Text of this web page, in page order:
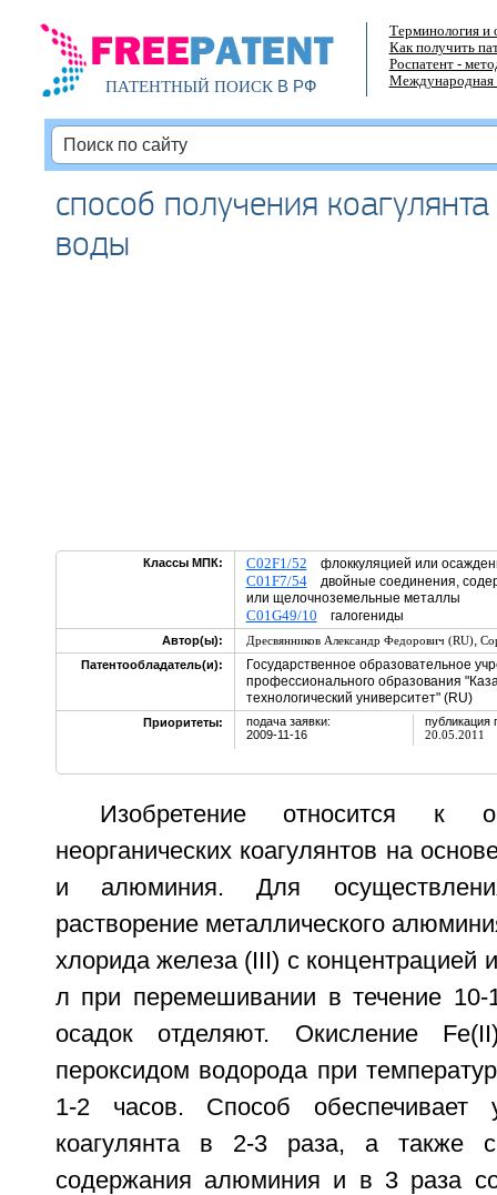
ПАТЕНТНЫЙ ПОИСКВ РФ
Терминология и
Как получить
Роспатент -
Международная
способ получения
воды
Классы МПК: C02F1/52 флоккуляцией или
C01F7/54двойные соединения,
или щелочноземельные металлы
C01G49/10 галогениды
Автор(ы): Дресвянников Александр Федорович (RU),
Патентообладатель(и):
Государственное образовательное
профессионального образования
технологический университет" (RU)
Приоритеты:
подача заявки:
2009-11-16
публикация
20.05.2011
Изобретение относится к
неорганических коагулянтов на
и алюминия. Для
растворение металлического
хлорида железа (III) с концентрацией
л при перемешивании в течение
осадок отделяют. Окисление
пероксидом водорода при
1-2 часов. Способ обеспечивает
коагулянта в 2-3 раза, а также
содержания алюминия и в 3 раза